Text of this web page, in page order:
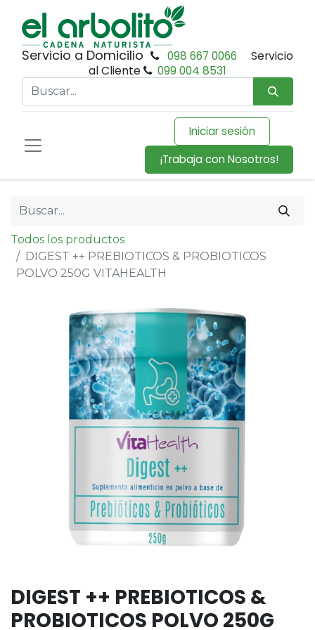
Servicio a Domicilio 098 667 0066
Servicio
al Cliente
099 004 8531
Iniciar sesión
¡Trabaja con Nosotros!
Todos los productos
DIGEST ++ PREBIOTICOS & PROBIOTICOS
POLVO 250G VITAHEALTH
DIGEST ++ PREBIOTICOS &
PROBIOTICOS POLVO 250G